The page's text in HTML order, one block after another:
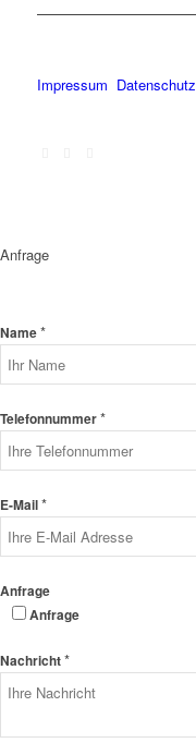
Impressum Datenschutz
Anfrage
Name*
Telefonnummer*
E-Mail*
Anfrage
Anfrage
Nachricht*